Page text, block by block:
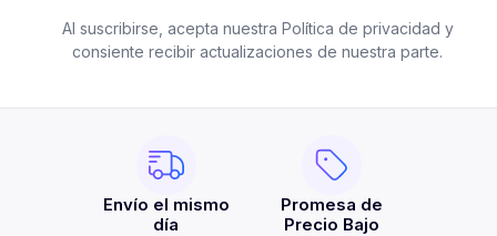
Al suscribirse, acepta nuestra Política de privacidad y
consiente recibir actualizaciones de nuestra parte.
Envío el mismo
día
Promesa de
Precio Bajo